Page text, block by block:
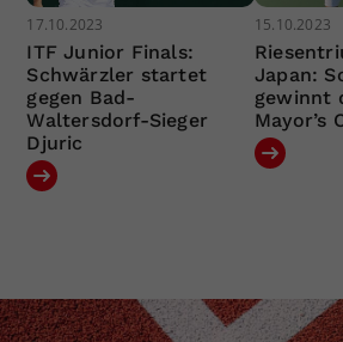
17.10.2023
ITF Junior Finals:
Schwärzler startet
gegen Bad-
Waltersdorf-Sieger
Djuric
15.10.2023
Japan:
gewinnt
Mayor’s